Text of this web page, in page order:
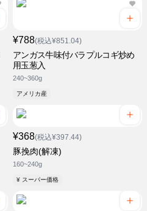
¥788(税込¥851.04)
アンガス牛味付バラプルコギ炒め
用玉葱入
240~360g
アメリカ産
¥368(税込¥397.44)
豚挽肉(解凍)
160~240g
¥ スーパー価格